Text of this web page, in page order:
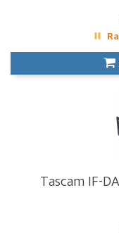
Tascam IF-